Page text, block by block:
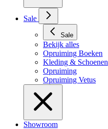
Sale
Sale
Bekijk alles
Opruiming Boeken
Kleding & Schoenen
Opruiming
Opruiming Vetus
Showroom